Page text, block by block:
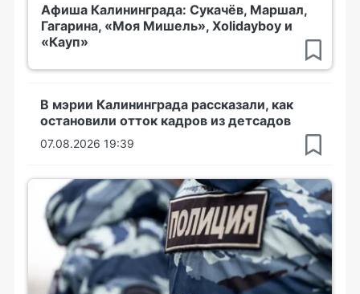
Афиша Калининграда: Сукачёв, Маршал,
Гагарина, «Моя Мишель», Xolidayboy и
«Кауп»
В мэрии Калининграда рассказали, как
остановили отток кадров из детсадов
07.08.2026 19:39